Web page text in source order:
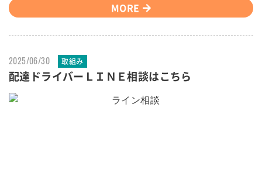
MORE
2025/06/30 取組み
配達ドライバーＬＩＮＥ相談はこちら